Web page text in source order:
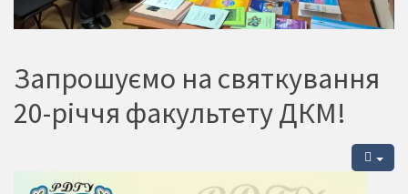
Запрошуємо на святкування
20-річчя факультету ДКМ!